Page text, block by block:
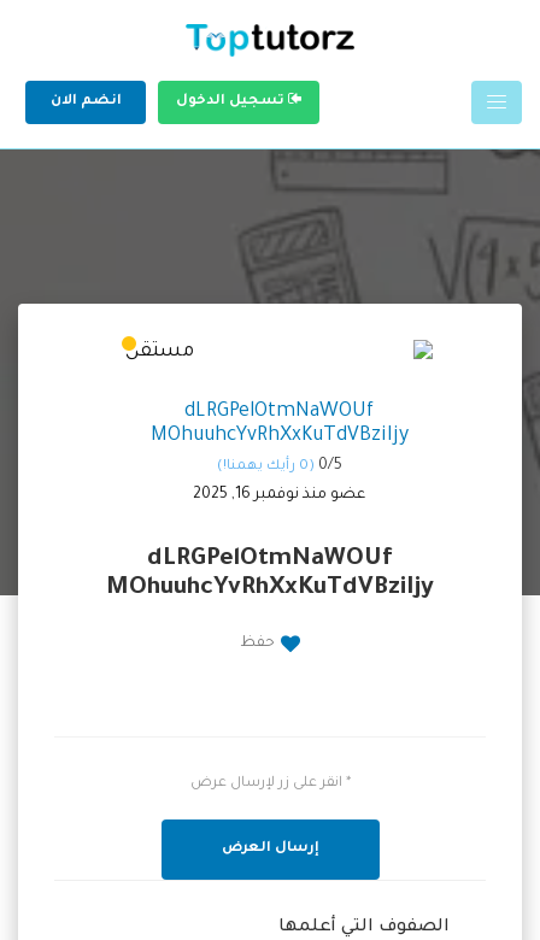
تسجيل الدخول انضم الان
dLRGPelOtmNaWOUf
MOhuuhcYvRhXxKuTdVBziIjy
0/5 (0 رأيك يهمنا!)
عضو منذ نوفمبر 16, 2025
dLRGPelOtmNaWOUf
MOhuuhcYvRhXxKuTdVBziIjy
حفظ
* انقر على زر لإرسال عرض
إرسال العرض
الصفوف التي أعلمها